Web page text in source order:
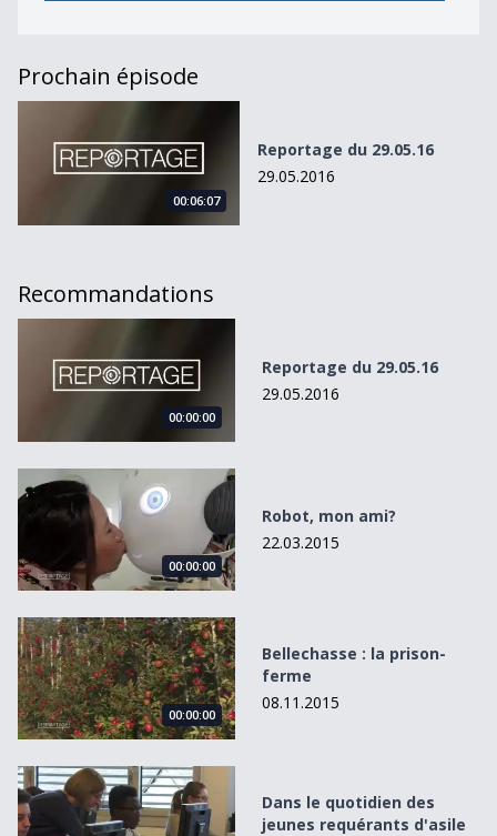
Prochain épisode
00:06:07
Reportage du 29.05.16
29.05.2016
Recommandations
00:00:00
Reportage du 29.05.16
29.05.2016
Robot, mon ami?
00:00:00
Robot, mon ami?
22.03.2015
Bellechasse : la prison-ferme
00:00:00
Bellechasse : la prison-
ferme
08.11.2015
Dans le quotidien des jeunes requérants d&#039;asile
Dans le quotidien des
jeunes requérants d'asile